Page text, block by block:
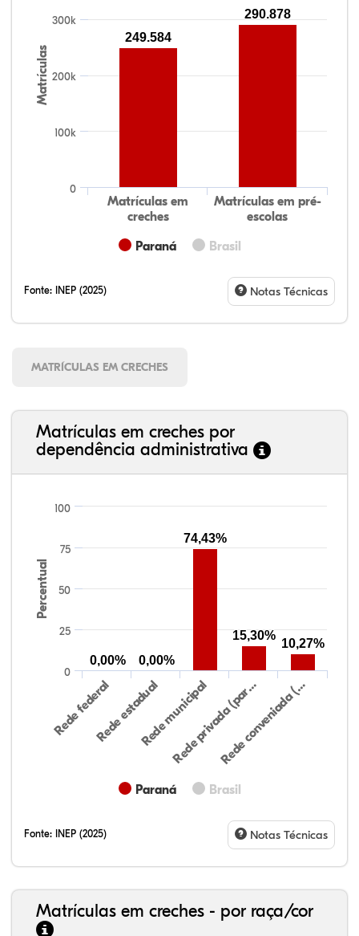
Matrículas
Paraná Brasil
Matrículas em
creches
Matrículas em pré-
escolas
0
100k
200k
300k
249.584
290.878
Fonte: INEP (2025) Notas Técnicas
MATRÍCULAS EM CRECHES
Matrículas em creches por
dependência administrativa
Percentual
Paraná Brasil
Rede federalRede estadualRede municipal
Rede privada (par…Rede conveniada (…
0
25
50
75
100
0,00% 0,00%
74,43%
15,30%
10,27%
Fonte: INEP (2025) Notas Técnicas
Matrículas em creches - por raça/cor